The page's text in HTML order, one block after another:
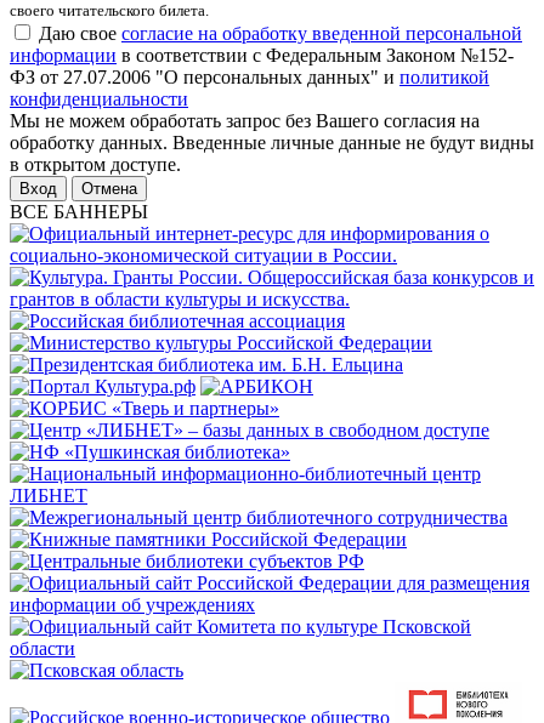
своего читательского билета.
Даю свое согласие на обработку введенной персональной
информации в соответствии с Федеральным Законом №152-
ФЗ от 27.07.2006 "О персональных данных" и политикой
конфиденциальности
Мы не можем обработать запрос без Вашего согласия на
обработку данных. Введенные личные данные не будут видны
в открытом доступе.
Отмена
ВСЕ БАННЕРЫ